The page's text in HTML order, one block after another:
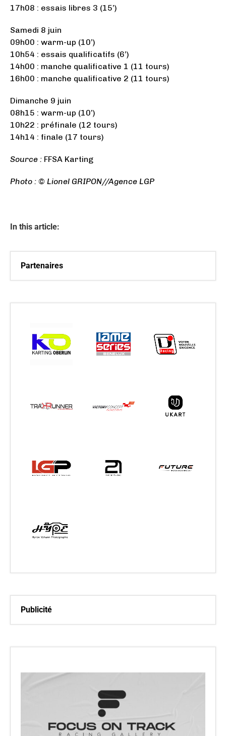
17h08 : essais libres 3 (15’)
Samedi 8 juin
09h00 : warm-up (10’)
10h54 : essais qualificatifs (6’)
14h00 : manche qualificative 1 (11 tours)
16h00 : manche qualificative 2 (11 tours)
Dimanche 9 juin
08h15 : warm-up (10’)
10h22 : préfinale (12 tours)
14h14 : finale (17 tours)
Source : FFSA Karting
Photo : © Lionel GRIPON//Agence LGP
In this article:
Partenaires
Publicité